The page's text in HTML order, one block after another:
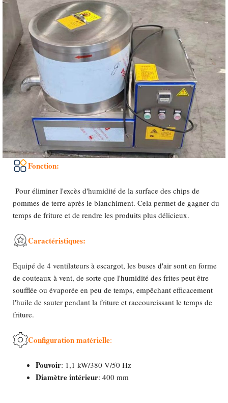
Fonction:
Pour éliminer l'excès d'humidité de la surface des chips de
pommes de terre après le blanchiment. Cela permet de gagner du
temps de friture et de rendre les produits plus délicieux.
Caractéristiques:
Equipé de 4 ventilateurs à escargot, les buses d'air sont en forme
de couteaux à vent, de sorte que l'humidité des frites peut être
soufflée ou évaporée en peu de temps, empêchant efficacement
l'huile de sauter pendant la friture et raccourcissant le temps de
friture.
Configuration matérielle:
Pouvoir: 1,1 kW/380 V/50 Hz
Diamètre intérieur: 400 mm